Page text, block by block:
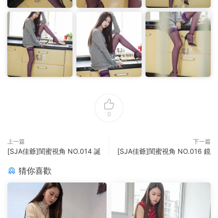
0
上一篇
[SJA佳爺]閨蜜視角 NO.014 誕
下一篇
[SJA佳爺]閨蜜視角 NO.016 鏡
猜你喜歡